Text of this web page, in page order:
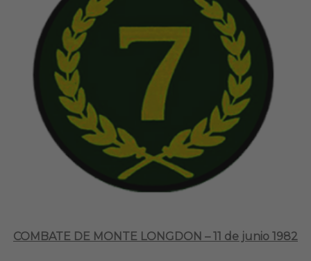
COMBATE DE MONTE LONGDON – 11 de junio 1982